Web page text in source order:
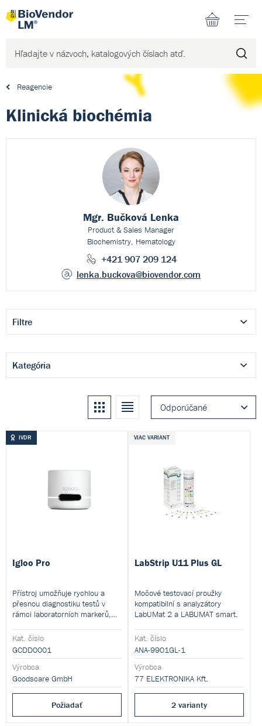
Reagencie
Klinická biochémia
Mgr. Bučková Lenka
Product & Sales Manager
Biochemistry, Hematology
+421 907 209 124
lenka.buckova@biovendor.com
Filtre
Kategória
Odporúčané
Kachle Zoznam
IVDR
Igloo Pro
Přístroj umožňuje rychlou a
přesnou diagnostiku testů v
rámci laboratorních markerů,
stanovení přítomnosti
návykových látek. Tento
přenosný analyzátor pro POC
diagnostiku je ideálním řešením
pro decentralizovanou
laboratorní medicínu.
Kat. číslo
GCDD0001
Výrobca
Goodscare GmbH
Požiadať
VIAC VARIANT
LabStrip U11 Plus GL
Močové testovací proužky
kompatibilní s analyzátory
LabUMat 2 a LABUMAT smart.
Kat. číslo
ANA-9901GL-1
Výrobca
77 ELEKTRONIKA Kft.
2 varianty